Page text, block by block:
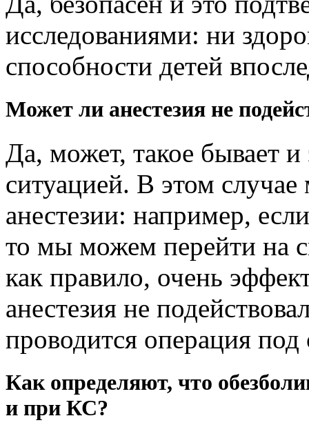
исследованиями: ни
способности детей
Может ли анестезия не
Да, может, такое бывает и
ситуацией. В этом
анестезии: например,
то мы можем перейти на
как правило, очень
анестезия не
проводится операция
Как определяют, что
и при КС?